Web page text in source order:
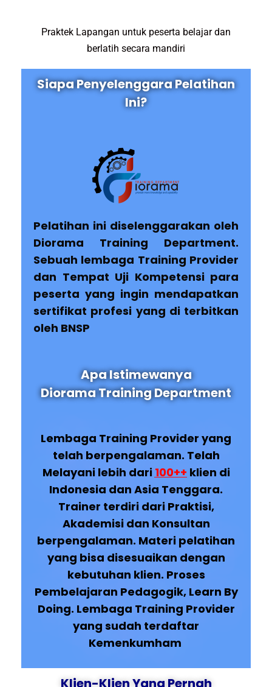
Praktek Lapangan untuk peserta belajar dan
berlatih secara mandiri
Siapa Penyelenggara Pelatihan
Ini?
Pelatihan ini diselenggarakan oleh
Diorama Training Department.
Sebuah lembaga Training Provider
dan Tempat Uji Kompetensi para
peserta yang ingin mendapatkan
sertifikat profesi yang di terbitkan
oleh BNSP
Apa Istimewanya
Diorama Training Department
Lembaga Training Provider yang
telah berpengalaman. Telah
Melayani lebih dari 100++ klien di
Indonesia dan Asia Tenggara.
Trainer terdiri dari Praktisi,
Akademisi dan Konsultan
berpengalaman. Materi pelatihan
yang bisa disesuaikan dengan
kebutuhan klien. Proses
Pembelajaran Pedagogik, Learn By
Doing. Lembaga Training Provider
yang sudah terdaftar
Kemenkumham
Klien-Klien Yang Pernah